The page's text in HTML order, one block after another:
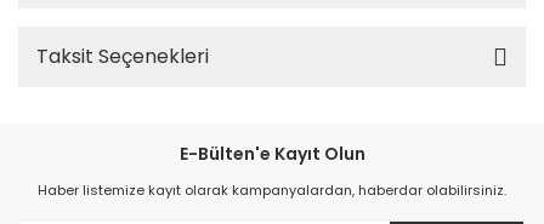
Taksit Seçenekleri
E-Bülten'e Kayıt Olun
Haber listemize kayıt olarak kampanyalardan, haberdar olabilirsiniz.